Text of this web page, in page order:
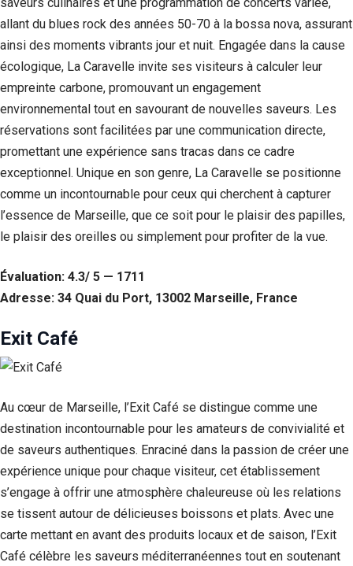
allant du blues rock des années 50-70 à la bossa nova, assurant
ainsi des moments vibrants jour et nuit. Engagée dans la cause
écologique, La Caravelle invite ses visiteurs à calculer leur
empreinte carbone, promouvant un engagement
environnemental tout en savourant de nouvelles saveurs. Les
réservations sont facilitées par une communication directe,
promettant une expérience sans tracas dans ce cadre
exceptionnel. Unique en son genre, La Caravelle se positionne
comme un incontournable pour ceux qui cherchent à capturer
l’essence de Marseille, que ce soit pour le plaisir des papilles,
le plaisir des oreilles ou simplement pour profiter de la vue.
Évaluation: 4.3/ 5 — 1711
Adresse: 34 Quai du Port, 13002 Marseille, France
Exit Café
Au cœur de Marseille, l’Exit Café se distingue comme une
destination incontournable pour les amateurs de convivialité et
de saveurs authentiques. Enraciné dans la passion de créer une
expérience unique pour chaque visiteur, cet établissement
s’engage à offrir une atmosphère chaleureuse où les relations
se tissent autour de délicieuses boissons et plats. Avec une
carte mettant en avant des produits locaux et de saison, l’Exit
Café célèbre les saveurs méditerranéennes tout en soutenant